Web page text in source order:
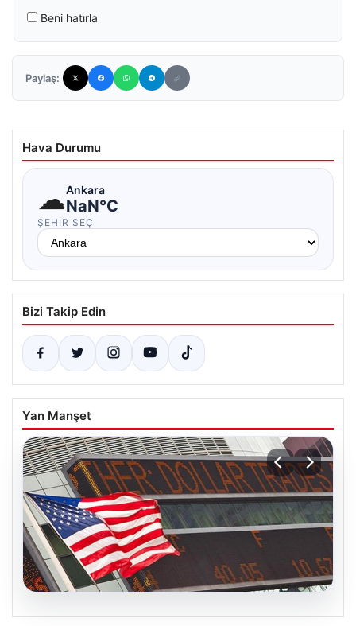
Beni hatırla
Paylaş:
Hava Durumu
☁Ankara
NaN°C
ŞEHIR SEÇ
Bizi Takip Edin
Yan Manşet
04.08.2026